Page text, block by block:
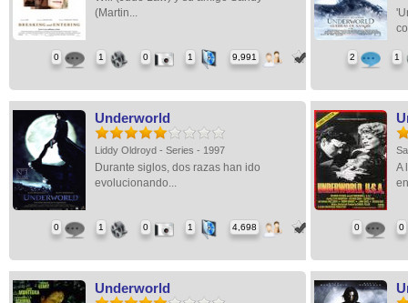
(Martin...
0 1 0 1 9,991 2 1
Underworld
Liddy Oldroyd - Series - 1997
Durante siglos, dos razas han ido
evolucionando...
0 1 0 1 4,698
A
0 0
Underworld